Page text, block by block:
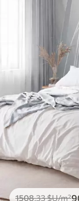
1508.33$U/m²